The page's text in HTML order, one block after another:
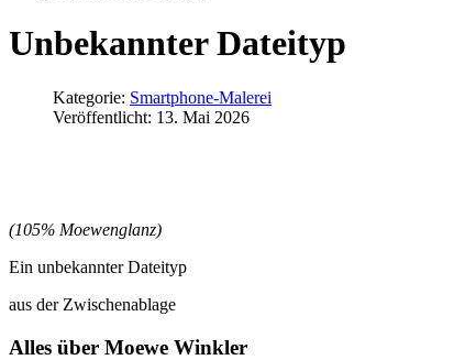
Unbekannter Dateityp
Kategorie: Smartphone-Malerei
Veröffentlicht: 13. Mai 2026
(105% Moewenglanz)
Ein unbekannter Dateityp
aus der Zwischenablage
Alles über Moewe Winkler